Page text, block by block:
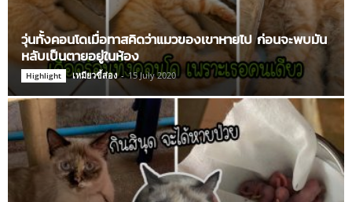
วุ่นทั้งคอนโดเมื่อทาสคิดว่าแมวของเขาหายไป ก่อนจะพบมัน
หลับเป็นตายอยู่ในห้อง
Highlight เหมียวขี้ส่อง - 15 July 2020